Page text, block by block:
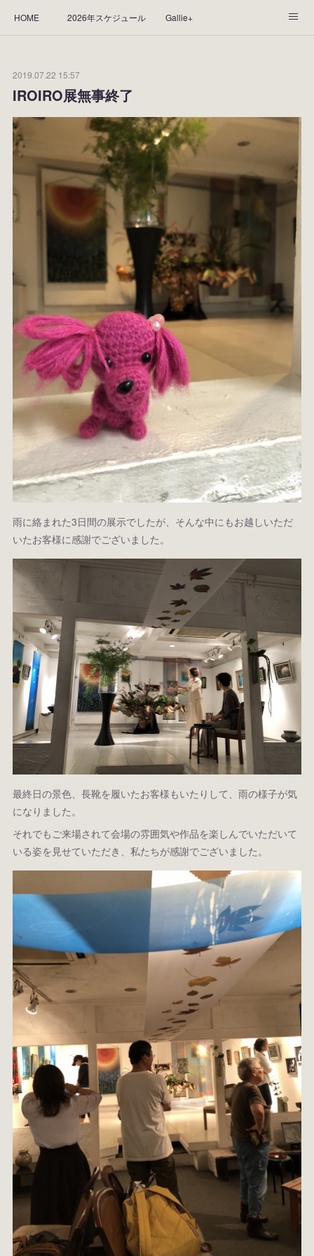
HOME 2026年スケジュール Gallie+
CGArt作品って？
“Kasane Style Art”って？ Yorie's Tapestry Yorie's Goods
ショップ 作品のレンタルについて 2025年足跡
2024年 の足跡 2023*足跡 2022年の足あと
2021あしあと 2020年あしあと
2019.07.22 15:57
IROIRO展無事終了
雨に絡まれた3日間の展示でしたが、そんな中にもお越しいただ
いたお客様に感謝でございました。
最終日の景色、長靴を履いたお客様もいたりして、雨の様子が気
になりました。
それでもご来場されて会場の雰囲気や作品を楽しんでいただいて
いる姿を見せていただき、私たちが感謝でございました。